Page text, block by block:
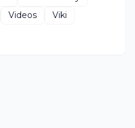
Videos
Viki